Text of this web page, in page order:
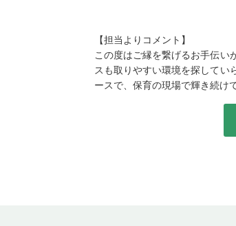
【担当よりコメント】
この度はご縁を繋げるお手伝い
スも取りやすい環境を探してい
ースで、保育の現場で輝き続け